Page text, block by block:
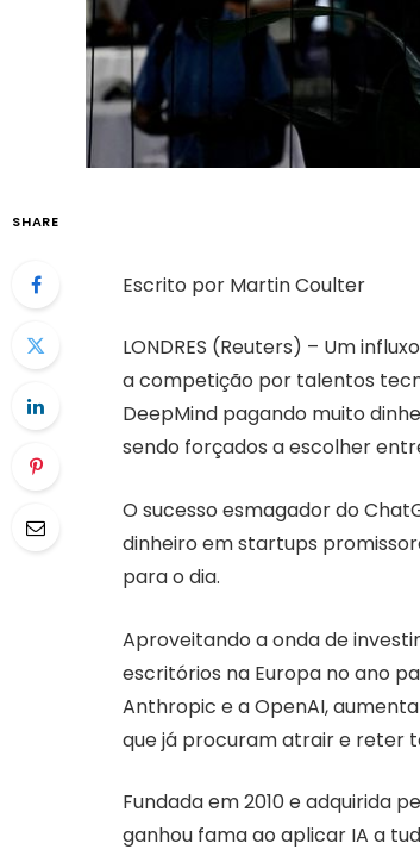
SHARE
Escrito por Martin Coulter
LONDRES (Reuters) – Um
a competição por talentos
DeepMind pagando muito
sendo forçados a escolher
O sucesso esmagador do
dinheiro em startups
para o dia.
Aproveitando a onda de
escritórios na Europa no ano
Anthropic e a OpenAI,
que já procuram atrair e reter
Fundada em 2010 e adquirida
ganhou fama ao aplicar IA a